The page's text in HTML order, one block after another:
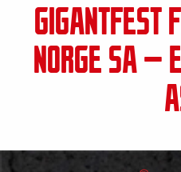
GIGANTFEST
NORGE SA –